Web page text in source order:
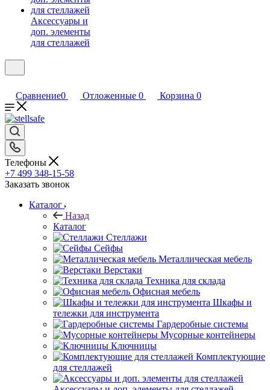
Аксессуары и
доп. элементы
для стеллажей
Сравнение0 Отложенные 0 Корзина 0
Телефоны
+7 499 348-15-58
Заказать звонок
Каталог
Назад
Каталог
Стеллажи
Сейфы
Металлическая мебель
Верстаки
Техника для склада
Офисная мебель
Шкафы и
тележки для инструмента
Гардеробные системы
Мусорные контейнеры
Ключницы
Комплектующие
для стеллажей